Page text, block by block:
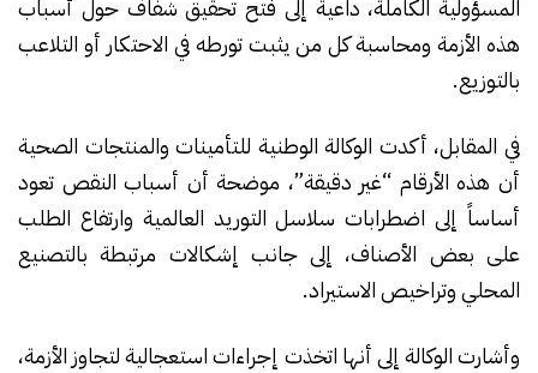
المسؤولية الكاملة، داعية إلى فتح تحقيق شفاف حول أسباب
هذه الأزمة ومحاسبة كل من يثبت تورطه في الاحتكار أو التلاعب
بالتوزيع.
في المقابل، أكدت الوكالة الوطنية للتأمينات والمنتجات الصحية
أن هذه الأرقام “غير دقيقة”، موضحة أن أسباب النقص تعود
أساساً إلى اضطرابات سلاسل التوريد العالمية وارتفاع الطلب
على بعض الأصناف، إلى جانب إشكالات مرتبطة بالتصنيع
المحلي وتراخيص الاستيراد.
وأشارت الوكالة إلى أنها اتخذت إجراءات استعجالية لتجاوز الأزمة،